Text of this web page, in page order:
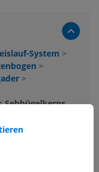
System >
>
>
Sehhügelkerns
anatomische